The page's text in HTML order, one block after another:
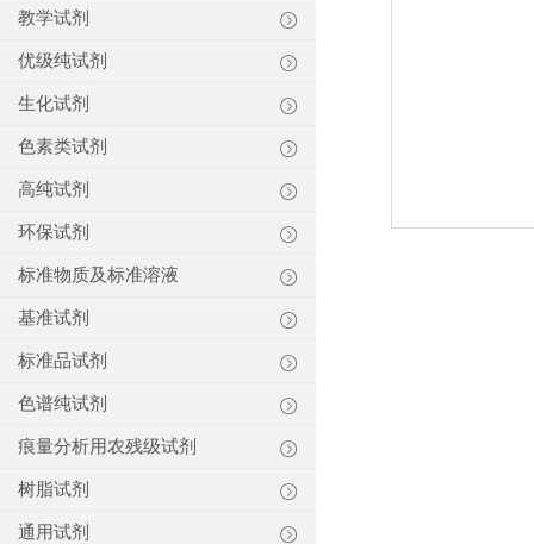
教学试剂
优级纯试剂
生化试剂
色素类试剂
高纯试剂
环保试剂
标准物质及标准溶液
基准试剂
标准品试剂
色谱纯试剂
痕量分析用农残级试剂
树脂试剂
通用试剂